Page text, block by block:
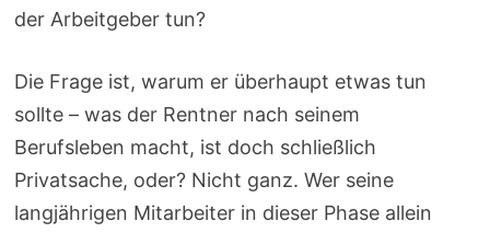
der Arbeitgeber tun?
Die Frage ist, warum er überhaupt etwas tun
sollte – was der Rentner nach seinem
Berufsleben macht, ist doch schließlich
Privatsache, oder? Nicht ganz. Wer seine
langjährigen Mitarbeiter in dieser Phase allein